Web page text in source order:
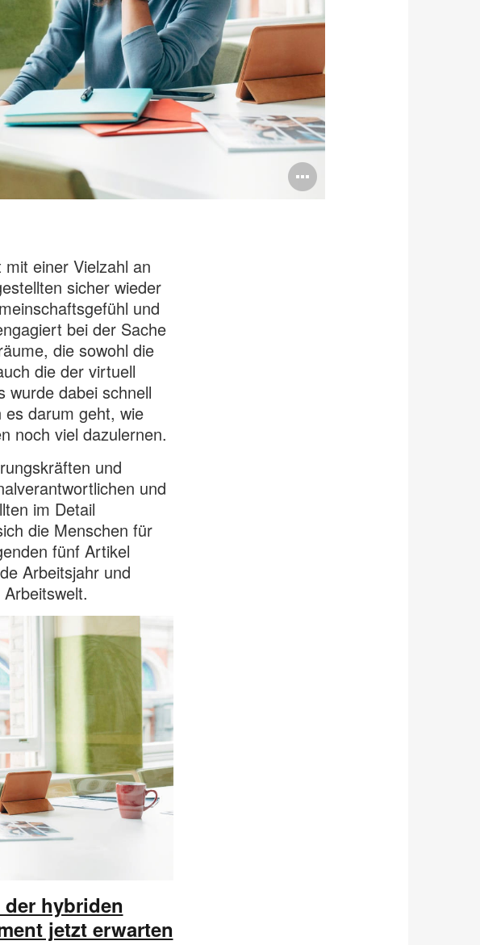
einer Vielzahl an
sicher wieder
und
bei der Sache
die sowohl die
die der virtuell
wurde dabei schnell
es darum geht, wie
noch viel dazulernen.
und
und
im Detail
die Menschen für
fünf Artikel
Arbeitsjahr und
hybriden
jetzt erwarten